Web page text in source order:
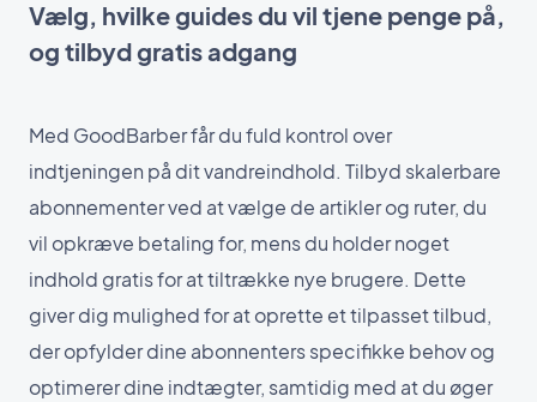
Vælg, hvilke guides du vil tjene penge på,
og tilbyd gratis adgang
Med GoodBarber får du fuld kontrol over
indtjeningen på dit vandreindhold. Tilbyd skalerbare
abonnementer ved at vælge de artikler og ruter, du
vil opkræve betaling for, mens du holder noget
indhold gratis for at tiltrække nye brugere. Dette
giver dig mulighed for at oprette et tilpasset tilbud,
der opfylder dine abonnenters specifikke behov og
optimerer dine indtægter, samtidig med at du øger